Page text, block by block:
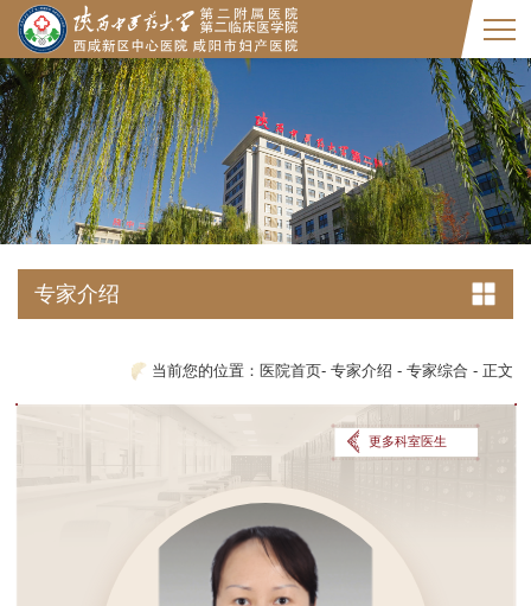
专家介绍
当前您的位置： 医院首页- 专家介绍 - 专家综合 - 正文
更多科室医生